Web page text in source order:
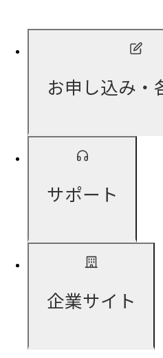
お申し込み・
サポート
企業サイト